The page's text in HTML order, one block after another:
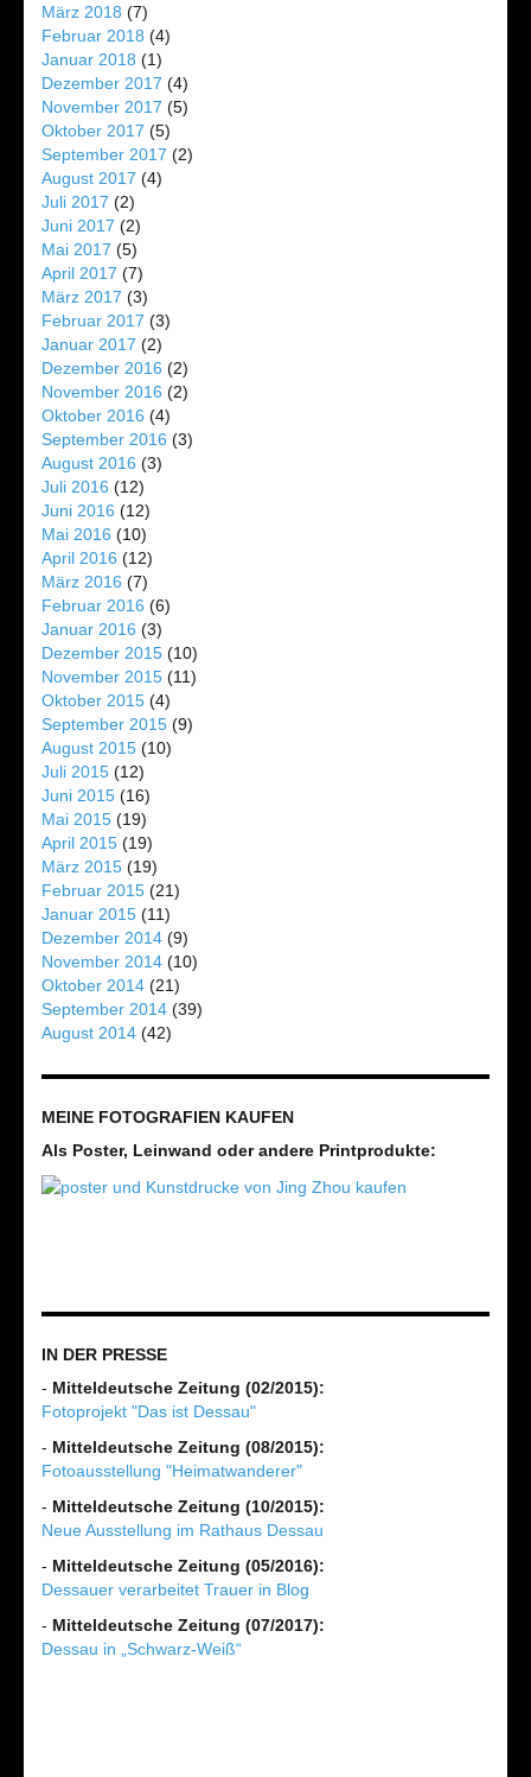
März 2018 (7)
Februar 2018 (4)
Januar 2018 (1)
Dezember 2017 (4)
November 2017 (5)
Oktober 2017 (5)
September 2017 (2)
August 2017 (4)
Juli 2017 (2)
Juni 2017 (2)
Mai 2017 (5)
April 2017 (7)
März 2017 (3)
Februar 2017 (3)
Januar 2017 (2)
Dezember 2016 (2)
November 2016 (2)
Oktober 2016 (4)
September 2016 (3)
August 2016 (3)
Juli 2016 (12)
Juni 2016 (12)
Mai 2016 (10)
April 2016 (12)
März 2016 (7)
Februar 2016 (6)
Januar 2016 (3)
Dezember 2015 (10)
November 2015 (11)
Oktober 2015 (4)
September 2015 (9)
August 2015 (10)
Juli 2015 (12)
Juni 2015 (16)
Mai 2015 (19)
April 2015 (19)
März 2015 (19)
Februar 2015 (21)
Januar 2015 (11)
Dezember 2014 (9)
November 2014 (10)
Oktober 2014 (21)
September 2014 (39)
August 2014 (42)
MEINE FOTOGRAFIEN KAUFEN
Als Poster, Leinwand oder andere Printprodukte:
IN DER PRESSE
- Mitteldeutsche Zeitung (02/2015):
Fotoprojekt "Das ist Dessau"
- Mitteldeutsche Zeitung (08/2015):
Fotoausstellung "Heimatwanderer"
- Mitteldeutsche Zeitung (10/2015):
Neue Ausstellung im Rathaus Dessau
- Mitteldeutsche Zeitung (05/2016):
Dessauer verarbeitet Trauer in Blog
- Mitteldeutsche Zeitung (07/2017):
Dessau in „Schwarz-Weiß“